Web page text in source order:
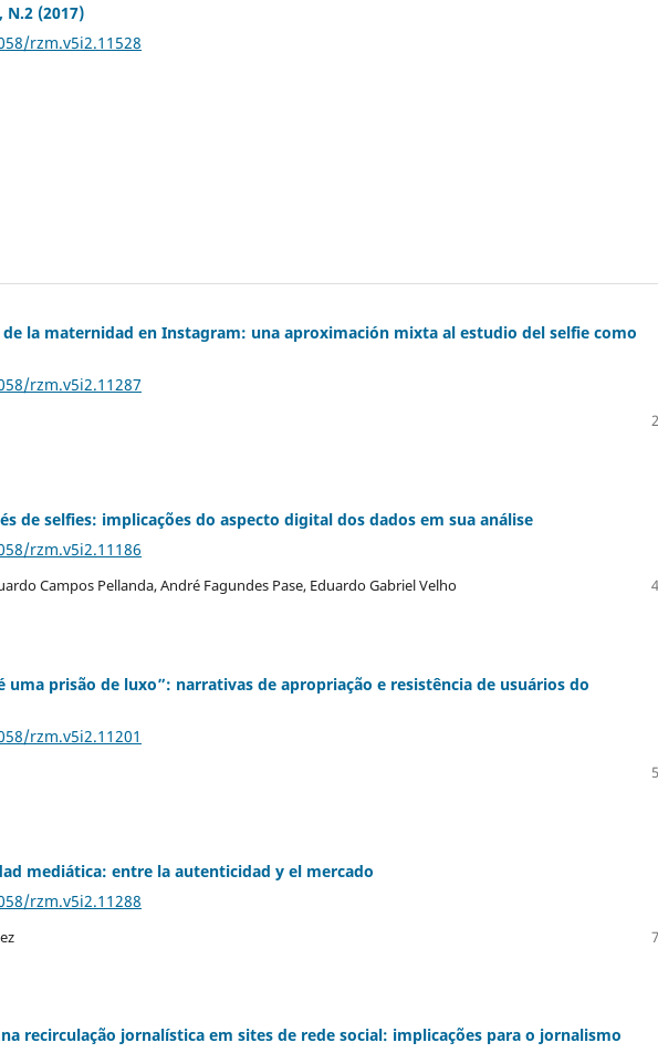
N.2 (2017)
rzm.v5i2.11528
la maternidad en Instagram: una aproximación mixta al estudio del selfie como
rzm.v5i2.11287
de selfies: implicações do aspecto digital dos dados em sua análise
rzm.v5i2.11186
Campos Pellanda, André Fagundes Pase, Eduardo Gabriel Velho
uma prisão de luxo”: narrativas de apropriação e resistência de usuários do
rzm.v5i2.11201
mediática: entre la autenticidad y el mercado
rzm.v5i2.11288
recirculação jornalística em sites de rede social: implicações para o jornalismo